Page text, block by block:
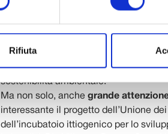
Rifiuta
dato il via ad un progetto di
tramite una rete di teleriscaldamento
ha potuto provvedere a
naturalistico del
, mentre
sogno di creare uno spazio dedicato
sostenibilità ambientale.
Ma non solo, anche grande
interessante il progetto dell’Unione
dell’incubatoio ittiogenico per lo